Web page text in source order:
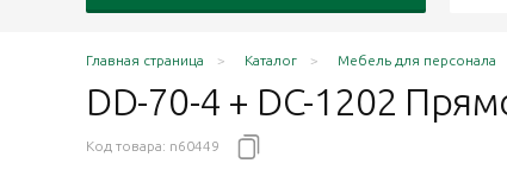
Главная страница Каталог Мебель для персонала
DD-70-4 + DC-1202
Код товара: n60449